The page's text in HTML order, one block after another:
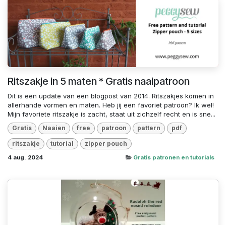
Ritszakje in 5 maten * Gratis naaipatroon
Dit is een update van een blogpost van 2014. Ritszakjes komen in
allerhande vormen en maten. Heb jij een favoriet patroon? Ik wel!
Mijn favoriete ritszakje is zacht, staat uit zichzelf recht en is sne...
Gratis Naaien free patroon pattern pdf
ritszakje tutorial zipper pouch
4 aug. 2024 Gratis patronen en tutorials